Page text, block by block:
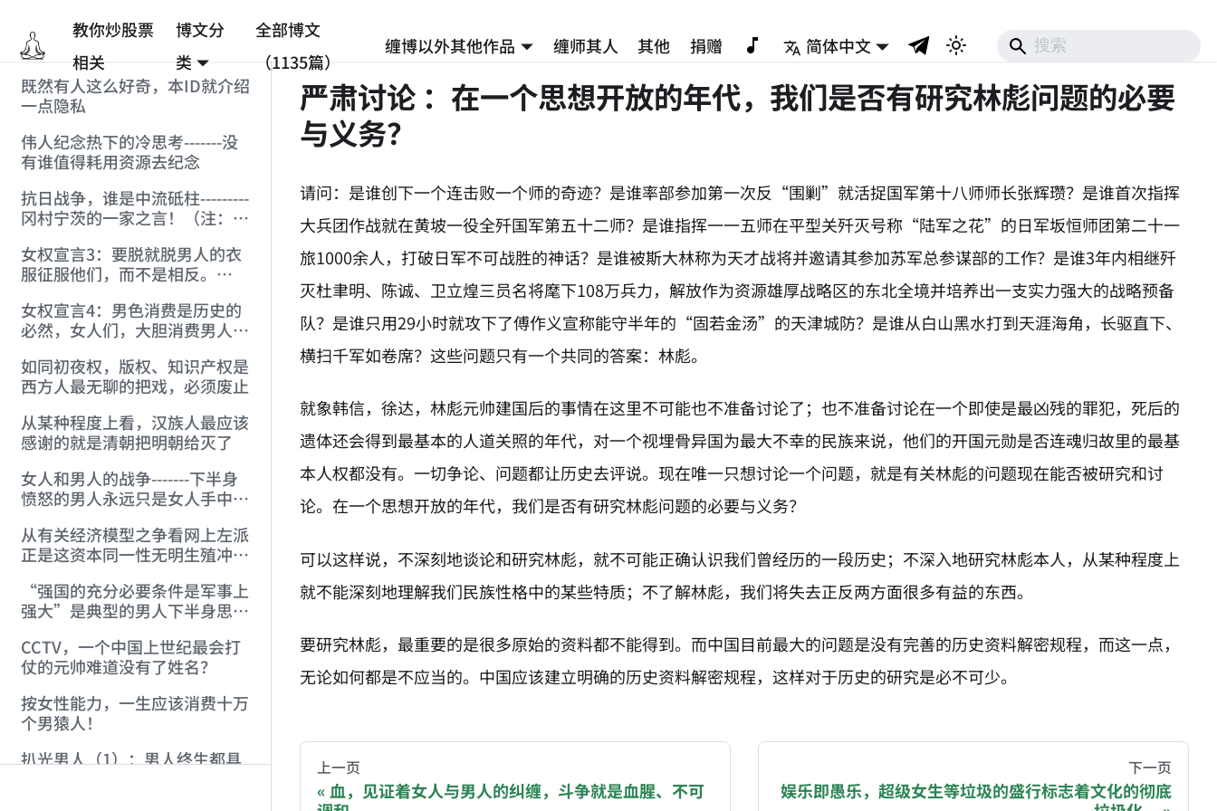
教你炒股票
相关
博文分
类
全部博文
（1135篇）
缠博以外其他作品 缠师其人 其他 捐赠
简体中文
既然有人这么好奇，本ID就介绍
一点隐私
伟人纪念热下的冷思考-------没
有谁值得耗用资源去纪念
抗日战争，谁是中流砥柱---------
冈村宁茨的一家之言！（注：缠
女权宣言3：要脱就脱男人的衣
服征服他们，而不是相反。
女权宣言4：男色消费是历史的
必然，女人们，大胆消费男人
如同初夜权，版权、知识产权是
西方人最无聊的把戏，必须废止
从某种程度上看，汉族人最应该
感谢的就是清朝把明朝给灭了
女人和男人的战争-------下半身
愤怒的男人永远只是女人手中的
从有关经济模型之争看网上左派
正是这资本同一性无明生殖冲动
“强国的充分必要条件是军事上
强大”是典型的男人下半身思维
CCTV，一个中国上世纪最会打
仗的元帅难道没有了姓名？
按女性能力，一生应该消费十万
个男猿人！
扒光男人（1）：男人终生都具
严肃讨论 ：在一个思想开放的年代，我们是否有研究林彪问题的必要
与义务？
请问：是谁创下一个连击败一个师的奇迹？是谁率部参加第一次反“围剿”就活捉国军第十八师师长张辉瓒？是谁首次指挥
大兵团作战就在黄坡一役全歼国军第五十二师？是谁指挥一一五师在平型关歼灭号称“陆军之花”的日军坂恒师团第二十一
旅1000余人，打破日军不可战胜的神话？是谁被斯大林称为天才战将并邀请其参加苏军总参谋部的工作？是谁3年内相继歼
灭杜聿明、陈诚、卫立煌三员名将麾下108万兵力，解放作为资源雄厚战略区的东北全境并培养出一支实力强大的战略预备
队？是谁只用29小时就攻下了傅作义宣称能守半年的“固若金汤”的天津城防？是谁从白山黑水打到天涯海角，长驱直下、
横扫千军如卷席？这些问题只有一个共同的答案：林彪。
就象韩信，徐达，林彪元帅建国后的事情在这里不可能也不准备讨论了；也不准备讨论在一个即使是最凶残的罪犯，死后的
遗体还会得到最基本的人道关照的年代，对一个视埋骨异国为最大不幸的民族来说，他们的开国元勋是否连魂归故里的最基
本人权都没有。一切争论、问题都让历史去评说。现在唯一只想讨论一个问题，就是有关林彪的问题现在能否被研究和讨
论。在一个思想开放的年代，我们是否有研究林彪问题的必要与义务？
可以这样说，不深刻地谈论和研究林彪，就不可能正确认识我们曾经历的一段历史；不深入地研究林彪本人，从某种程度上
就不能深刻地理解我们民族性格中的某些特质；不了解林彪，我们将失去正反两方面很多有益的东西。
要研究林彪，最重要的是很多原始的资料都不能得到。而中国目前最大的问题是没有完善的历史资料解密规程，而这一点，
无论如何都是不应当的。中国应该建立明确的历史资料解密规程，这样对于历史的研究是必不可少。
You are reading a page from chzhshch.blog, a free, open-access archive of all original writings by the Chinese blogger
上一页
血，见证着女人与男人的纠缠，斗争就是血腥、不可
下一页
娱乐即愚乐，超级女生等垃圾的盛行标志着文化的彻底